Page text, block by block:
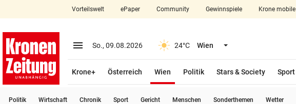
closeSchließen
account_circle Anmelden
arrow_right
Vorteilswelt ePaper Community Gewinnspiele Krone mobile
menu Menü aufklappen
So., 09.08.2026 24°C Wien Menü aufklappen
Krone+ Österreich Wien
Politik
Stars & Society Sport
Politik Wirtschaft Chronik Sport Gericht Menschen Sonderthemen Wetter